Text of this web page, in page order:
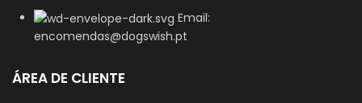
Email:
encomendas@dogswish.pt
ÁREA DE CLIENTE